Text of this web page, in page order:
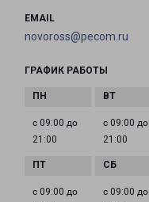
EMAIL
novoross@pecom.ru
ГРАФИК РАБОТЫ
с 09:00 до
21:00
с 09:00 до
21:00
с 09:00 до
с 09:00 до